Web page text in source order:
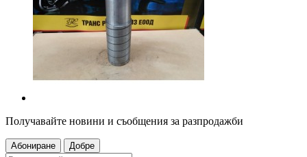
Получавайте новини и съобщения за разпродажби